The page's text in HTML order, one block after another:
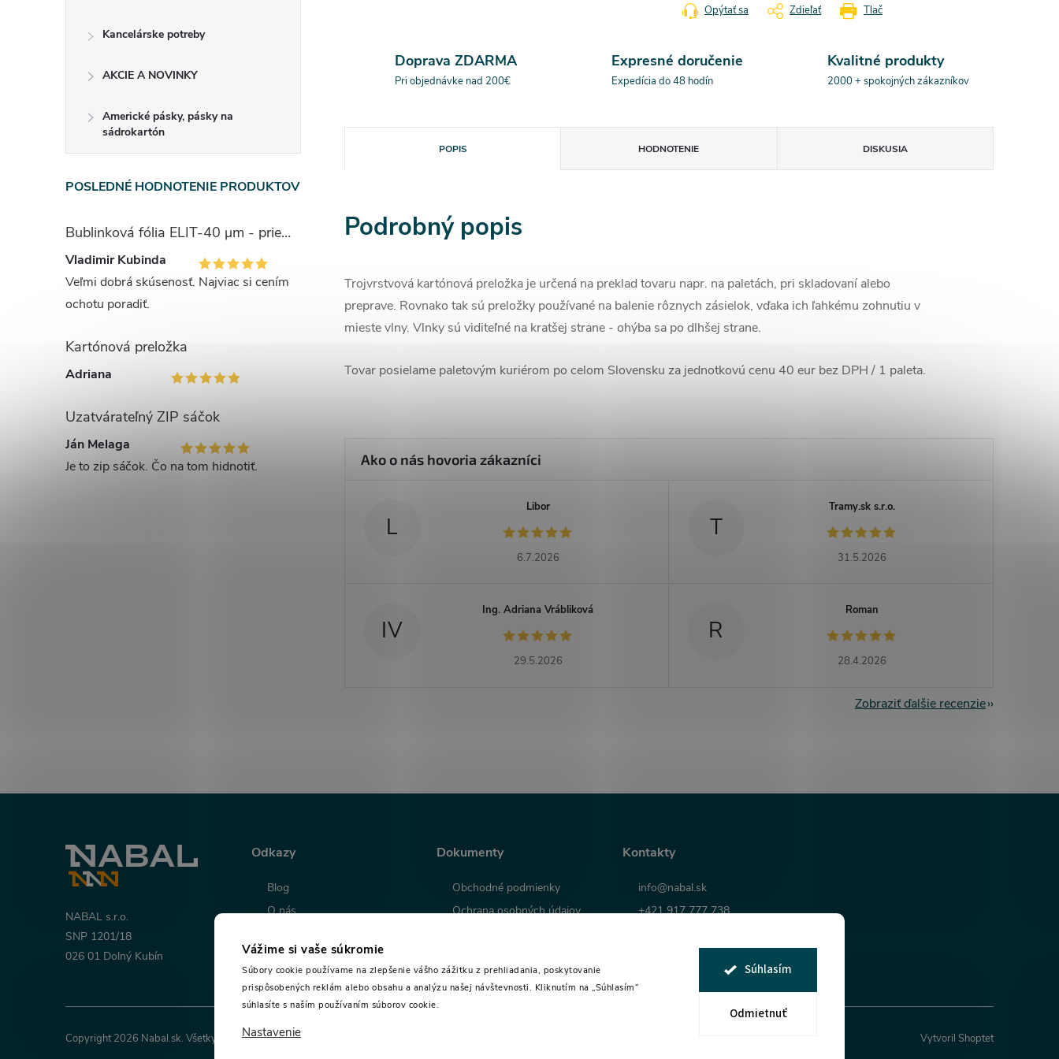
Vážime si vaše súkromie
Súbory cookie používame na zlepšenie vášho zážitku z prehliadania, poskytovanie
prispôsobených reklám alebo obsahu a analýzu našej návštevnosti. Kliknutím na „Súhlasím“
súhlasíte s naším používaním súborov cookie.
Nastavenie
Odmietnuť
Súhlasím
Kancelárske potreby
AKCIE A NOVINKY
Americké pásky, pásky na
sádrokartón
POSLEDNÉ HODNOTENIE PRODUKTOV
Bublinková fólia ELIT-40 μm - priemer bubliny 1cm
Vladimir Kubinda
Veľmi dobrá skúsenosť. Najviac si cením
ochotu poradiť.
Kartónová preložka
Adriana
Uzatvárateľný ZIP sáčok
Ján Melaga
Je to zip sáčok. Čo na tom hidnotiť.
Tlač
Opýtať sa Zdieľať
Doprava ZDARMA
Pri objednávke nad 200€
Expresné doručenie
Expedícia do 48 hodín
Kvalitné produkty
2000 + spokojných zákazníkov
POPIS HODNOTENIE DISKUSIA
Podrobný popis
Trojvrstvová kartónová preložka je určená na preklad tovaru napr. na paletách, pri skladovaní alebo
preprave. Rovnako tak sú preložky používané na balenie rôznych zásielok, vďaka ich ľahkému zohnutiu v
mieste vlny. Vlnky sú viditeľné na kratšej strane - ohýba sa po dlhšej strane.
Tovar posielame paletovým kuriérom po celom Slovensku za jednotkovú cenu 40 eur bez DPH / 1 paleta.
L
Libor
6.7.2026
T
Tramy.sk s.r.o.
31.5.2026
IV
Ing. Adriana Vrábliková
29.5.2026
R
Roman
28.4.2026
Zobraziť ďalšie recenzie
NABAL s.r.o.
SNP 1201/18
026 01 Dolný Kubín
Odkazy
Blog
O nás
Dokumenty
Obchodné podmienky
Ochrana osobných údajov
Reklamačný protokol
Kontakty
info@nabal.sk
+421 917 777 738
Vytvoril Shoptet
Copyright 2026 Nabal.sk. Všetky práva vyhradené.